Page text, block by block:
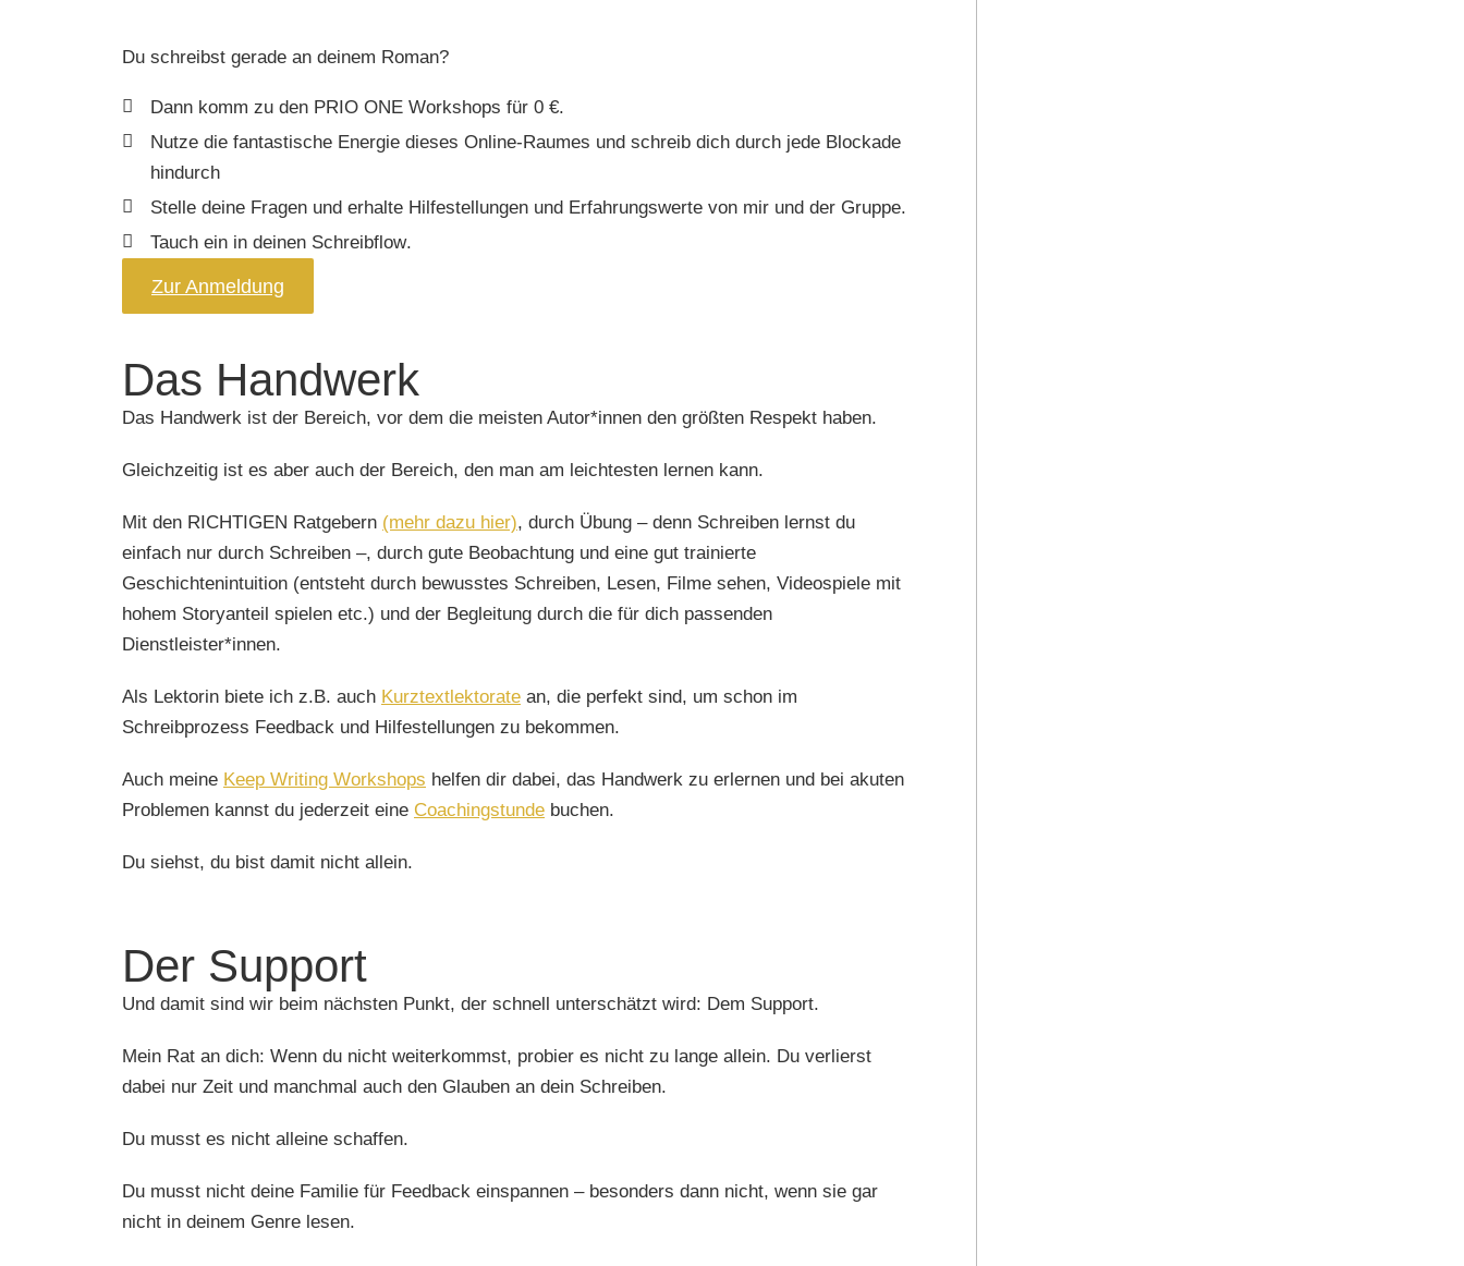
Du schreibst gerade an deinem Roman?
Dann komm zu den PRIO ONE Workshops für 0 €.
Nutze die fantastische Energie dieses Online-Raumes und schreib dich durch jede Blockade
hindurch
Stelle deine Fragen und erhalte Hilfestellungen und Erfahrungswerte von mir und der Gruppe.
Tauch ein indeinen Schreibflow.
Zur Anmeldung
Das Handwerk
Das Handwerk ist der Bereich, vor dem die meisten Autor*innen den größten Respekt haben.
Gleichzeitig ist es aber auch der Bereich, den man am leichtesten lernen kann.
Mit den RICHTIGEN Ratgebern (mehr dazu hier), durch Übung – denn Schreiben lernst du
einfach nur durch Schreiben –, durch gute Beobachtung und eine gut trainierte
Geschichtenintuition (entsteht durch bewusstes Schreiben, Lesen, Filme sehen, Videospiele mit
hohem Storyanteil spielen etc.) und der Begleitung durch die für dich passenden
Dienstleister*innen.
Als Lektorin biete ich z.B. auch Kurztextlektorate an, die perfekt sind, um schon im
Schreibprozess Feedback und Hilfestellungen zu bekommen.
Auch meine Keep Writing Workshops helfen dir dabei, das Handwerk zu erlernen und bei akuten
Problemen kannst du jederzeit eine Coachingstunde buchen.
Du siehst, du bist damit nicht allein.
Der Support
Und damit sind wir beim nächsten Punkt, der schnell unterschätzt wird: Dem Support.
Mein Rat an dich: Wenn du nicht weiterkommst, probier es nicht zu lange allein. Du verlierst
dabei nur Zeit und manchmal auch den Glauben an dein Schreiben.
Du musst es nicht alleine schaffen.
Du musst nicht deine Familie für Feedback einspannen – besonders dann nicht, wenn sie gar
nicht in deinem Genre lesen.